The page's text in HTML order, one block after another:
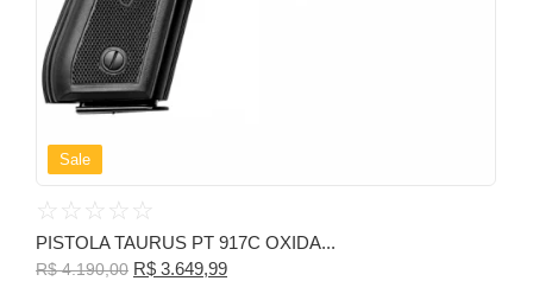
Sale
☆ ☆ ☆ ☆ ☆
PISTOLA TAURUS PT 917C OXIDA...
R$4.190,00 R$ 3.649,99